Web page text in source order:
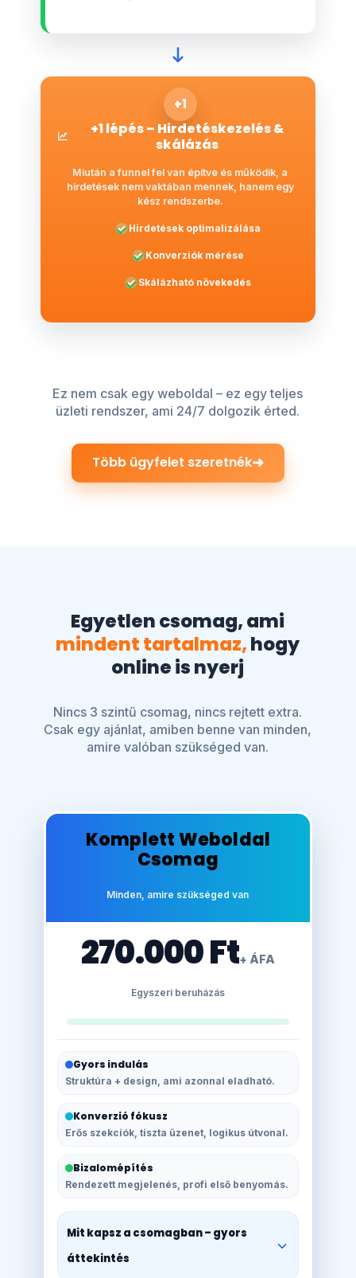
+1
+1 lépés – Hirdetéskezelés &
skálázás
Miután a funnel fel van építve és működik, a
hirdetések nem vaktában mennek, hanem egy
kész rendszerbe.
Hirdetések optimalizálása
Konverziók mérése
Skálázható növekedés
Ez nem csak egy weboldal – ez egy teljes
üzleti rendszer, ami 24/7 dolgozik érted.
Több ügyfelet szeretnék➜
Egyetlen csomag, ami
mindent tartalmaz,hogy
online is nyerj
Nincs 3 szintű csomag, nincs rejtett extra.
Csak egy ajánlat, amiben benne van minden,
amire valóban szükséged van.
Komplett Weboldal
Csomag
Minden, amire szükséged van
270.000 Ft+ ÁFA
Egyszeri beruházás
Gyors indulás
Struktúra + design, ami azonnal eladható.
Konverzió fókusz
Erős szekciók, tiszta üzenet, logikus útvonal.
Bizalomépítés
Rendezett megjelenés, profi első benyomás.
Mit kapsz a csomagban – gyors
áttekintés